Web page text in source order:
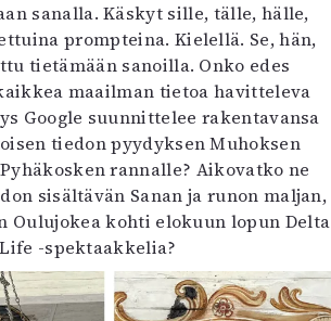
sanalla. Käskyt sille, tälle, hälle,
prompteina. Kielellä. Se, hän,
tietämään sanoilla. Onko edes
maailman tietoa havitteleva
Google suunnittelee rakentavansa
tiedon pyydyksen Muhoksen
rannalle? Aikovatko ne
sisältävän Sanan ja runon maljan,
Oulujokea kohti elokuun lopun Delta
Life -spektaakkelia?